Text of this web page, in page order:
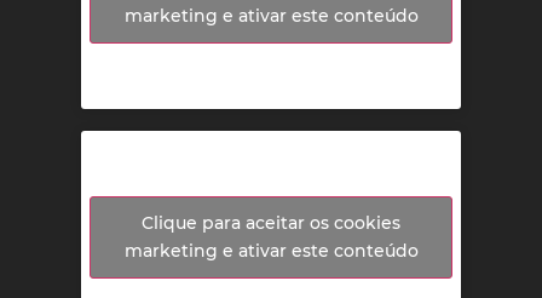
marketing e ativar este conteúdo
Clique para aceitar os cookies
marketing e ativar este conteúdo